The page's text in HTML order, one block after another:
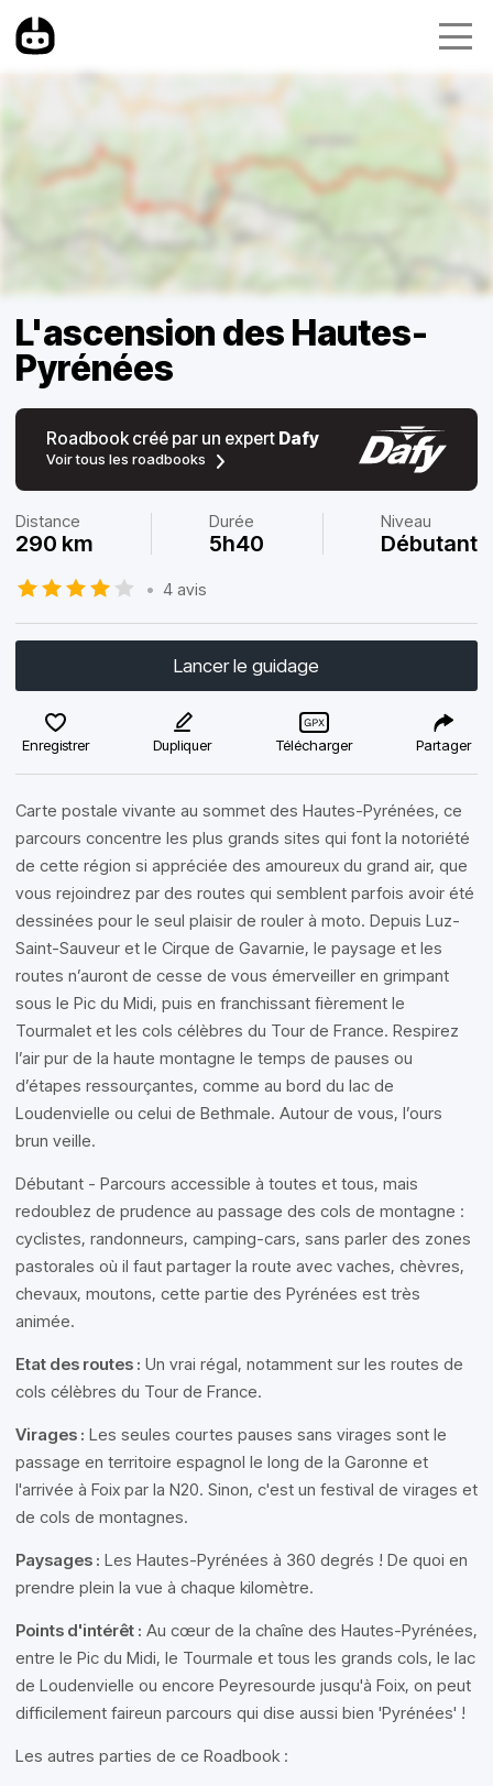
L'ascension des Hautes-
Pyrénées
Roadbook créé par un expert Dafy
Voir tous les roadbooks
Distance
290 km
Durée
5h40
Niveau
Débutant
• 4 avis
Lancer le guidage
Enregistrer Dupliquer Télécharger Partager
Carte postale vivante au sommet des Hautes-Pyrénées, ce
parcours concentre les plus grands sites qui font la notoriété
de cette région si appréciée des amoureux du grand air, que
vous rejoindrez par des routes qui semblent parfois avoir été
dessinées pour le seul plaisir de rouler à moto. Depuis Luz-
Saint-Sauveur et le Cirque de Gavarnie, le paysage et les
routes n’auront de cesse de vous émerveiller en grimpant
sous le Pic du Midi, puis en franchissant fièrement le
Tourmalet et les cols célèbres du Tour de France. Respirez
l’air pur de la haute montagne le temps de pauses ou
d’étapes ressourçantes, comme au bord du lac de
Loudenvielle ou celui de Bethmale. Autour de vous, l’ours
brun veille.
Débutant - Parcours accessible à toutes et tous, mais
redoublez de prudence au passage des cols de montagne :
cyclistes, randonneurs, camping-cars, sans parler des zones
pastorales où il faut partager la route avec vaches, chèvres,
chevaux, moutons, cette partie des Pyrénées est très
animée.
Etat des routes : Un vrai régal, notamment sur les routes de
cols célèbres du Tour de France.
Virages : Les seules courtes pauses sans virages sont le
passage en territoire espagnol le long de la Garonne et
l'arrivée à Foix par la N20. Sinon, c'est un festival de virages et
de cols de montagnes.
Paysages : Les Hautes-Pyrénées à 360 degrés ! De quoi en
prendre plein la vue à chaque kilomètre.
Points d'intérêt : Au cœur de la chaîne des Hautes-Pyrénées,
entre le Pic du Midi, le Tourmale et tous les grands cols, le lac
de Loudenvielle ou encore Peyresourde jusqu'à Foix, on peut
difficilement faireun parcours qui dise aussi bien 'Pyrénées' !
Les autres parties de ce Roadbook :